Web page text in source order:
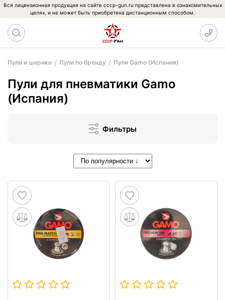
Вся лицензионная продукция на сайте cccp-gun.ru представлена в ознакомительных
целях, и не может быть приобретена дистанционным способом.
Пули и шарики Пули по бренду Пули Gamo (Испания)
Пули для пневматики Gamo
(Испания)
Фильтры